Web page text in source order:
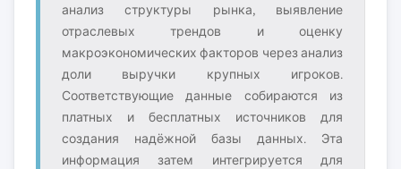
анализ структуры рынка, выявление
отраслевых трендов и оценку
макроэкономических факторов через анализ
доли выручки крупных игроков.
Соответствующие данные собираются из
платных и бесплатных источников для
создания надёжной базы данных. Эта
информация затем интегрируется для